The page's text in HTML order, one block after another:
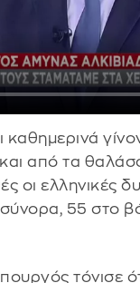
από τα
οι ελληνικές
55 στο
τόνισε